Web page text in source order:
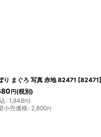
り まぐろ 写真 赤地 82471 [82471]
円 (税別)
: 1,848円)
小売価格: 2,800円